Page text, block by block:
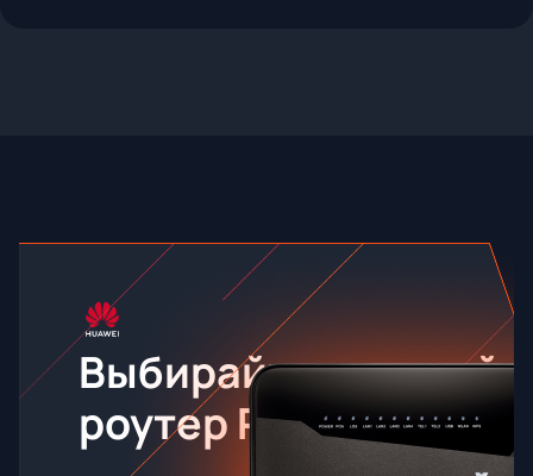
Выбирайте игровой
роутер RT-X